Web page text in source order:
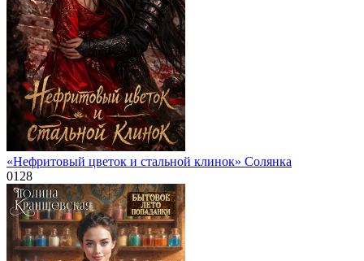
«Нефритовый цветок и стальной клинок» Солянка
0128